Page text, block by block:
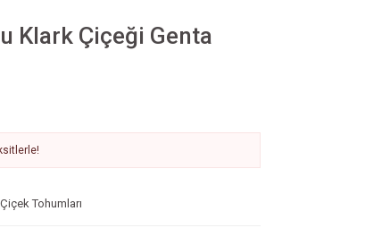
Klark Çiçeği Genta
Çiçek Tohumları